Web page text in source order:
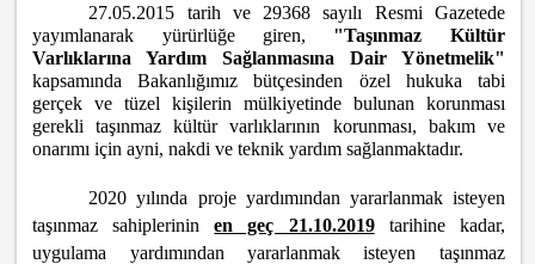
27.05.2015 tarih ve 29368 sayılı Resmi Gazetede
yayımlanarak yürürlüğe giren, "Taşınmaz Kültür
Varlıklarına Yardım Sağlanmasına Dair Yönetmelik"
kapsamında Bakanlığımız bütçesinden özel hukuka tabi
gerçek ve tüzel kişilerin mülkiyetinde bulunan korunması
gerekli taşınmaz kültür varlıklarının korunması, bakım ve
onarımı için ayni, nakdi ve teknik yardım sağlanmaktadır.
2020 yılında proje yardımından yararlanmak isteyen
taşınmaz sahiplerininen geç 21.10.2019tarihine kadar,
uygulama yardımından yararlanmak isteyen taşınmaz